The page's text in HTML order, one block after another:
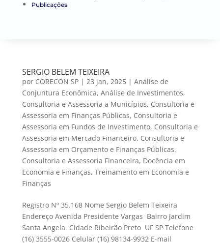
Publicações
SERGIO BELEM TEIXEIRA
por CORECON SP| 23 jan, 2025| Análise de
Conjuntura Econômica, Análise de Investimentos,
Consultoria e Assessoria a Municípios, Consultoria e
Assessoria em Finanças Públicas, Consultoria e
Assessoria em Fundos de Investimento, Consultoria e
Assessoria em Mercado Financeiro, Consultoria e
Assessoria em Orçamento e Finanças Públicas,
Consultoria e Assessoria Financeira, Docência em
Economia e Finanças, Treinamento em Economia e
Finanças
Registro Nº 35.168 Nome Sergio Belem Teixeira
Endereço Avenida Presidente Vargas Bairro Jardim
Santa Angela Cidade Ribeirão Preto UF SP Telefone
(16) 3555-0026 Celular (16) 98134-9932 E-mail